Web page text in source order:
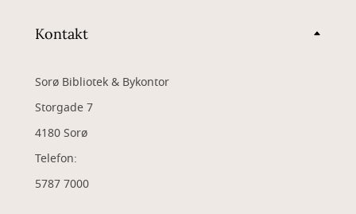
Kontakt
Sorø Bibliotek & Bykontor
Storgade 7
4180 Sorø
Telefon:
5787 7000